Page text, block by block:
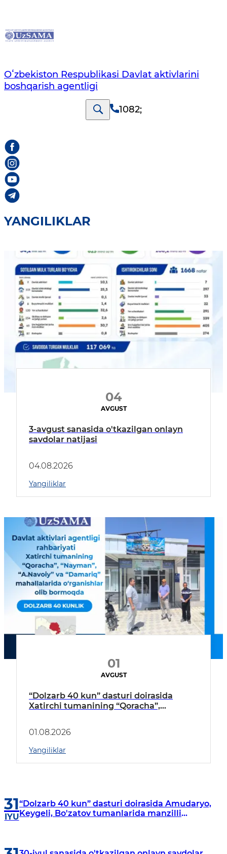
Oʻzbekiston Respublikasi Davlat aktivlarini
boshqarish agentligi
1082;
YANGILIKLAR
04
AVGUST
3-avgust sanasida o'tkazilgan onlayn
savdolar natijasi
04.08.2026
Yangiliklar
01
AVGUST
“Dolzarb 40 kun” dasturi doirasida
Xatirchi tumanining “Qoracha”,
borildi
01.08.2026
Yangiliklar
31
IYU
“Dolzarb 40 kun” dasturi doirasida Amudaryo,
Keygeli, Bo'zatov tumanlarida manzilli